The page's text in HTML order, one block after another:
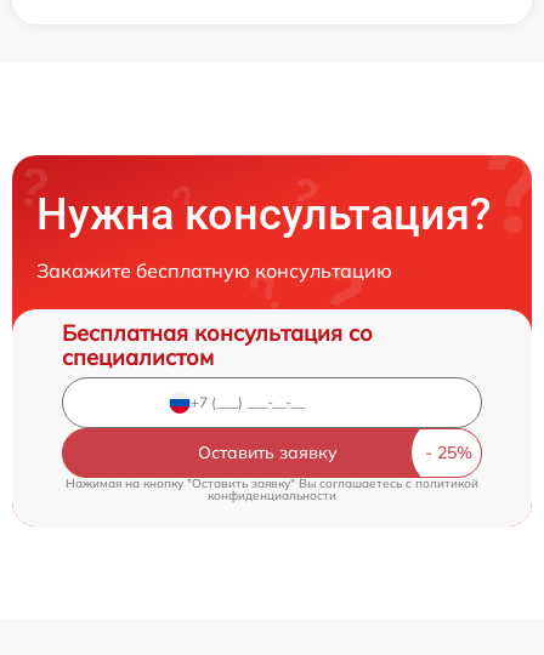
Нужна консультация?
Закажите бесплатную консультацию
Бесплатная консультация со
специалистом
Оставить заявку
Нажимая на кнопку "Оставить заявку" Вы соглашаетесь cполитикой
конфиденциальности